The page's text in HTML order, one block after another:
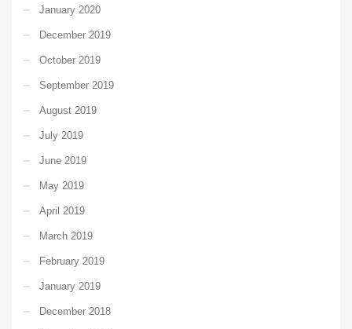
January 2020
December 2019
October 2019
September 2019
August 2019
July 2019
June 2019
May 2019
April 2019
March 2019
February 2019
January 2019
December 2018